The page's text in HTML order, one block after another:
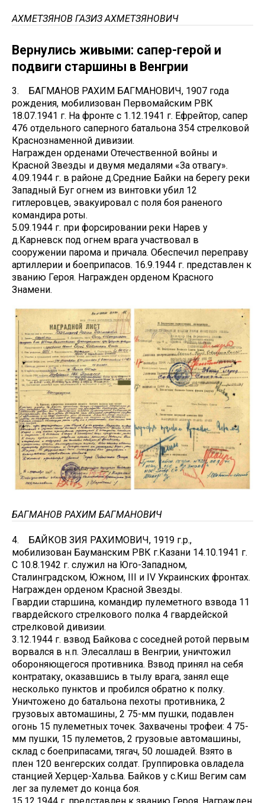
АХМЕТЗЯНОВ ГАЗИЗ АХМЕТЗЯНОВИЧ
Вернулись живыми: сапер-герой и
подвиги старшины в Венгрии
3. БАГМАНОВ РАХИМ БАГМАНОВИЧ, 1907 года
рождения, мобилизован Первомайским РВК
18.07.1941 г. На фронте с 1.12.1941 г. Ефрейтор, сапер
476 отдельного саперного батальона 354 стрелковой
Краснознаменной дивизии.
Награжден орденами Отечественной войны и
Красной Звезды и двумя медалями «За отвагу».
4.09.1944 г. в районе д.Средние Байки на берегу реки
Западный Буг огнем из винтовки убил 12
гитлеровцев, эвакуировал с поля боя раненого
командира роты.
5.09.1944 г. при форсировании реки Нарев у
д.Карневск под огнем врага участвовал в
сооружении парома и причала. Обеспечил переправу
артиллерии и боеприпасов. 16.9.1944 г. представлен к
званию Героя. Награжден орденом Красного
Знамени.
БАГМАНОВ РАХИМ БАГМАНОВИЧ
4. БАЙКОВ ЗИЯ РАХИМОВИЧ, 1919 г.р.,
мобилизован Бауманским РВК г.Казани 14.10.1941 г.
С 10.8.1942 г. служил на Юго-Западном,
Сталинградском, Южном, III и IV Украинских фронтах.
Награжден орденом Красной Звезды.
Гвардии старшина, командир пулеметного взвода 11
гвардейского стрелкового полка 4 гвардейской
стрелковой дивизии.
3.12.1944 г. взвод Байкова с соседней ротой первым
ворвался в н.п. Элесаллаш в Венгрии, уничтожил
обороняющегося противника. Взвод принял на себя
контратаку, оказавшись в тылу врага, занял еще
несколько пунктов и пробился обратно к полку.
Уничтожено до батальона пехоты противника, 2
грузовых автомашины, 2 75-мм пушки, подавлен
огонь 15 пулеметных точек. Захвачены трофеи: 4 75-
мм пушки, 15 пулеметов, 2 грузовые автомашины,
склад с боеприпасами, тягач, 50 лошадей. Взято в
плен 120 венгерских солдат. Группировка овладела
станцией Херцер-Хальва. Байков у с.Киш Вегим сам
лег за пулемет до конца боя.